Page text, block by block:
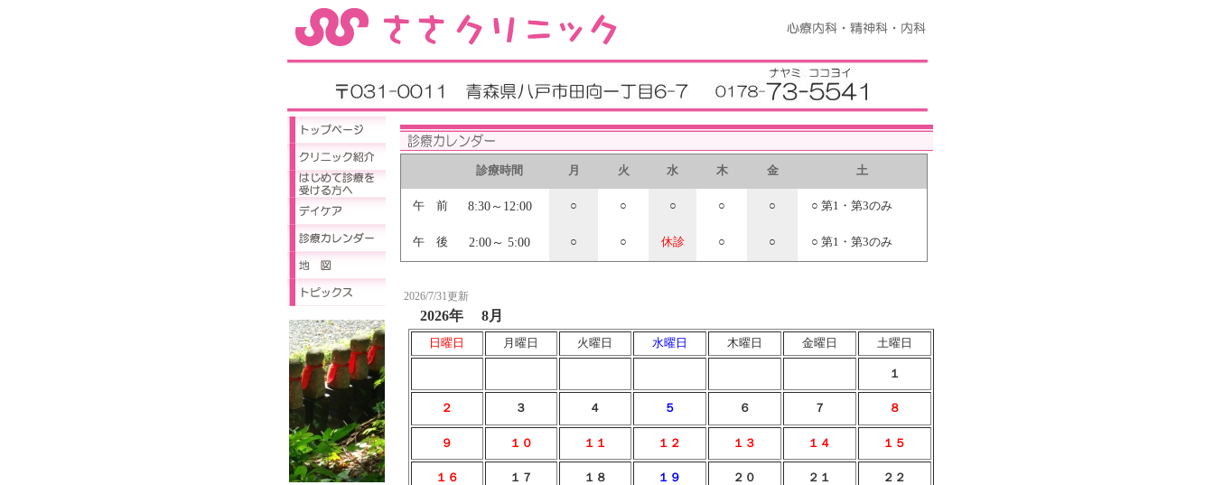
診療時間 月 火 水 木 金 土
午 前 8:30～12:00 ○ ○ ○ ○ ○ ○ 第1・第3のみ
午 後 2:00～ 5:00 ○ ○ 休診 ○ ○ ○ 第1・第3のみ
2026/7/31更新
2026年 8月
日曜日 月曜日 火曜日 水曜日 木曜日 金曜日 土曜日
１
２ ３ ４ ５ ６ ７ ８
９ １０ １１ １２ １３ １４ １５
１６ １７ １８ １９ ２０ ２ １ ２２